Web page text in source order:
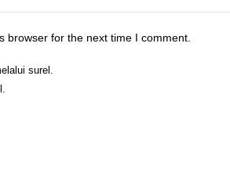
browser for the next time I comment.
surel.